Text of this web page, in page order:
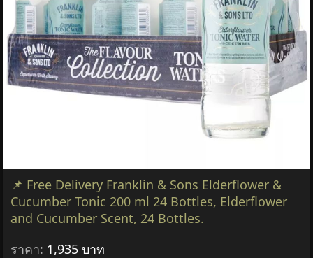
📌 Free Delivery Franklin & Sons Elderflower &
Cucumber Tonic 200 ml 24 Bottles, Elderflower
and Cucumber Scent, 24 Bottles.
ราคา: 1,935 บาท